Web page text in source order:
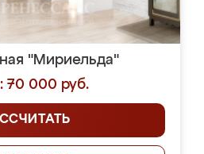
"Мириельда"
70 000 руб.